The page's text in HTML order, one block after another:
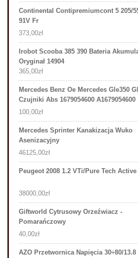
Continental Contipremiumcont 5 205/
91V Fr
373,00zł
Irobot Scooba 385 390 Bateria
Oryginał 14904
365,00zł
Mercedes Benz Oe Mercedes Gle350
Czujniki Abs 1679054600 A1679054600
100,00zł
Mercedes Sprinter Kanakizacja Wuko
Asenizacyjny
46125,00zł
Peugeot 2008 1.2 VTi/Pure Tech Active
38000,00zł
Giftworld Cytrusowy Orzeźwiacz -
Pomarańczowy
40,00zł
AZO Przetwornica Napięcia 30÷80/